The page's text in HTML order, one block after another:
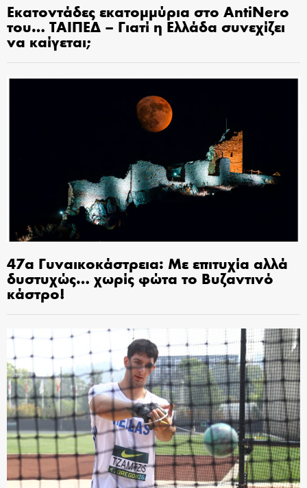
Εκατοντάδες εκατομμύρια στο AntiNero
του… ΤΑΙΠΕΔ – Γιατί η Ελλάδα συνεχίζει
να καίγεται;
47α Γυναικοκάστρεια: Με επιτυχία αλλά
δυστυχώς… χωρίς φώτα το Βυζαντινό
κάστρο!